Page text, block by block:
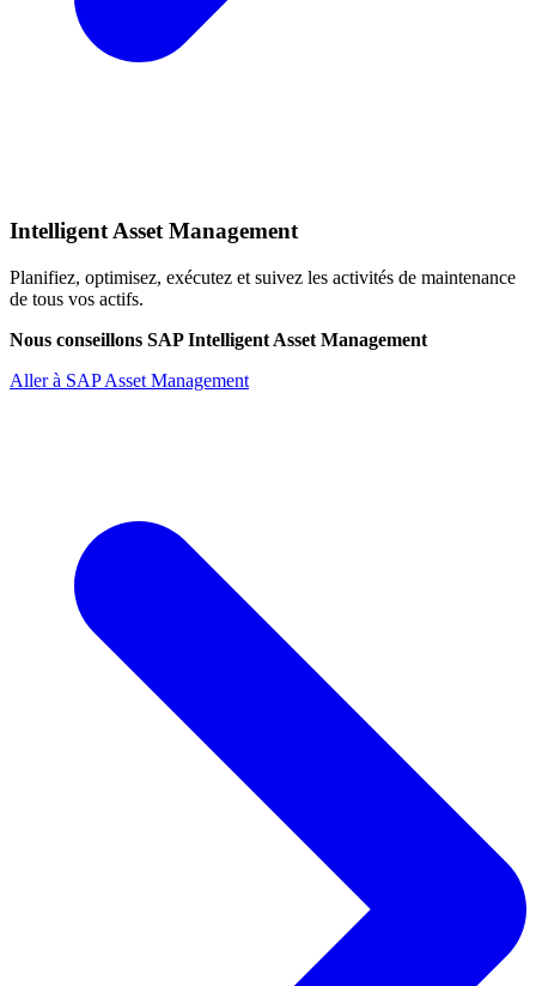
Intelligent Asset Management
Planifiez, optimisez, exécutez et suivez les activités de maintenance
de tous vos actifs.
Nous conseillons SAP Intelligent Asset Management
Aller à SAP Asset Management